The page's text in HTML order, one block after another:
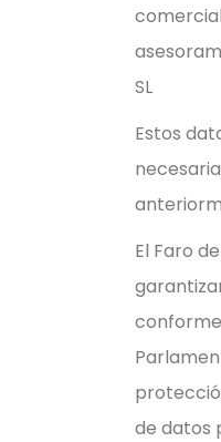
SL
Estos
El Faro
de datos